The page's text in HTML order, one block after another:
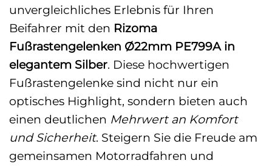
unvergleichliches Erlebnis für Ihren
Beifahrer mit den Rizoma
Fußrastengelenken Ø22mm PE799A in
elegantem Silber. Diese hochwertigen
Fußrastengelenke sind nicht nur ein
optisches Highlight, sondern bieten auch
einen deutlichen Mehrwert an Komfort
und Sicherheit. Steigern Sie die Freude am
gemeinsamen Motorradfahren und